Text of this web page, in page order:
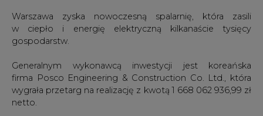
Generalnym wykonawcą inwestycji jest koreańska
firma Posco Engineering & Construction Co. Ltd., która
wygrała przetarg na realizację z kwotą 1 668 062 936,99 zł
Projekt rozbudowy opracowała firma Sweco Consultung.
Zakład przy ul. Zabranieckiej na Targówku będzie